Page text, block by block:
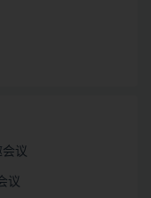
议
议